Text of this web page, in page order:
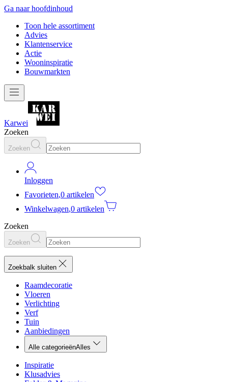
Ga naar hoofdinhoud
Toon hele assortiment
Advies
Klantenservice
Actie
Wooninspiratie
Bouwmarkten
Karwei
Zoeken
Zoeken
Inloggen
Favorieten,0 artikelen
Winkelwagen,0 artikelen
Zoeken
Zoeken
Zoekbalk sluiten
Raamdecoratie
Vloeren
Verlichting
Verf
Tuin
Aanbiedingen
Alle categorieënAlles
Inspiratie
Klusadvies